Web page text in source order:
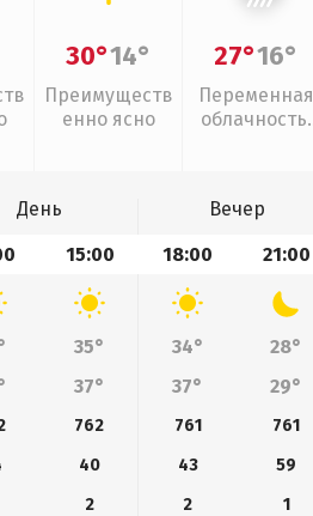
30°14°
Преимуществ
енно ясно
27°16°
Переменная
облачность,
День
Вечер
15:00 18:00 21:00
35° 34°
28°
37° 37° 29°
762 761
761
40 43
59
2 2
1